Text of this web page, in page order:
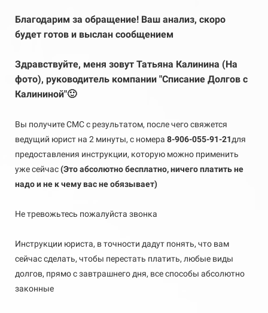
Благодарим за обращение! Ваш анализ, скоро
будет готов и выслан сообщением
Здравствуйте, меня зовут Татьяна Калинина (На
фото), руководитель компании "Списание Долгов с
Калининой"🙂
Вы получите СМС с результатом, после чего свяжется
ведущий юрист на 2 минуты, с номера 8-906-055-91-21для
предоставления инструкции, которую можно применить
уже сейчас(Это абсолютно бесплатно, ничего платить не
надо и не к чему вас не обязывает)
Не тревожьтесь пожалуйста звонка
Инструкции юриста, в точности дадут понять, что вам
сейчас сделать, чтобы перестать платить, любые виды
долгов, прямо с завтрашнего дня, все способы абсолютно
законные